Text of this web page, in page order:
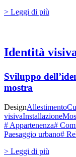
> Leggi di più
Identità
Sviluppo
mostra
DesignAllestimento
visivaInstallazione
# Appartenenza#
Paesaggio urbano#
> Leggi di più